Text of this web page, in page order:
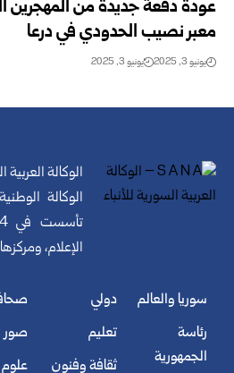
عودة دفعة جديدة من المهجرين
معبر نصيب الحدودي في درعا
يونيو 3, 2025 يونيو 3, 2025
الوكالة العربية
الوكالة
الإعلام،
سوريا والعالم
رئاسة
الجمهورية
دولي
تعليم
ثقافة وفنون
صور
علوم